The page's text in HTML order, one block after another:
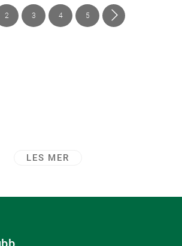
Side
2 Side
3 Side
4 Side
5 Side
Neste
LES MER